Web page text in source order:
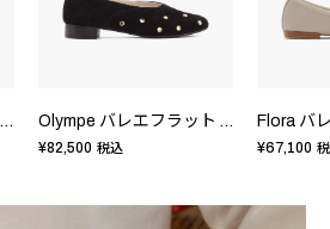
Olympe バレエフラット - ラバーソール - EUサイズ Olympe バレエフラット - ラバーソール - EUサイズ
¥82,500 税込 ¥67,100